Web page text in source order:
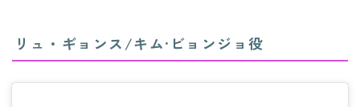
リュ・ギョンス/キム·ビョンジョ役